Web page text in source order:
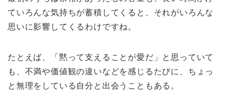
ていろんな気持ちが蓄積してくると、それがいろんな
思いに影響してくるわけですね。
たとえば、「黙って支えることが愛だ」と思っていて
も、不満や価値観の違いなどを感じるたびに、ちょっ
と無理をしている自分と出会うこともある。